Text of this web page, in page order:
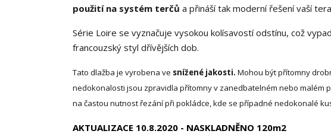
použití na systém terčů a přináší tak moderní řešení vaší
Série Loire se vyznačuje vysokou kolísavostí odstínu, což
francouzský styl dřívějších dob.
Tato dlažba je vyrobena ve snížené jakosti. Mohou být přítomny
nedokonalosti jsou zpravidla přítomny v zanedbatelném nebo malém
na častou nutnost řezání při pokládce, kde se případné nedokonalé
AKTUALIZACE 10.8.2020 - NASKLADNĚNO 120m2